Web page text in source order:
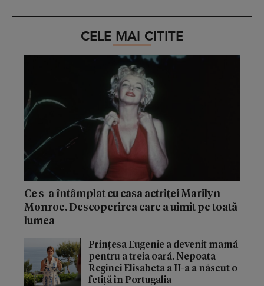
CELE MAI CITITE
Ce s-a întâmplat cu casa actriței Marilyn
Monroe. Descoperirea care a uimit pe toată
lumea
Prințesa Eugenie a devenit mamă
pentru a treia oară. Nepoata
Reginei Elisabeta a II-a a născut o
fetiță în Portugalia